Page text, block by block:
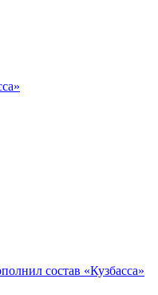
состав «Кузбасса»